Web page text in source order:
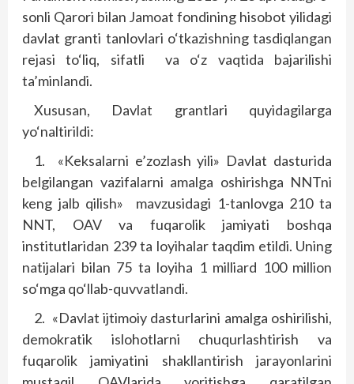
sonli Qarori bilan Jamoat fondining hisobot yilidagi
davlat granti tanlovlari o‘tkazishning tasdiqlangan
rejasi to‘liq, sifatli
va o‘z vaqtida bajarilishi
ta’minlandi.
Xususan, Davlat grantlari quyidagilarga
yo‘naltirildi:
1.
«Keksalarni e’zozlash yili» Davlat dasturida
belgilangan vazifalarni amalga oshirishga NNTni
keng jalb qilish»
mavzusidagi 1-tanlovga 210 ta
NNT, OAV va fuqarolik jamiyati boshqa
institutlaridan 239 ta loyihalar taqdim etildi. Uning
natijalari bilan 75 ta loyiha 1 milliard 100 million
so‘mga qo‘llab-quvvatlandi.
2. «Davlat ijtimoiy dasturlarini amalga oshirilishi,
demokratik islohotlarni chuqurlashtirish va
fuqarolik jamiyatini shakllantirish jarayonlarini